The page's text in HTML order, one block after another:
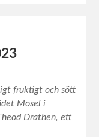
fruktigt och sött
Mosel i
Drathen, ett